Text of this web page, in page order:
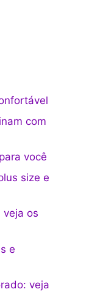
com
você
size e
veja os
e
veja